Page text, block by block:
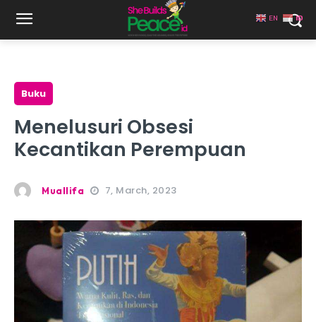
Buku
Menelusuri Obsesi
Kecantikan Perempuan
Muallifa 7, March, 2023
EN ID